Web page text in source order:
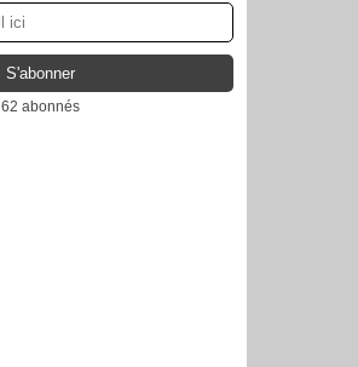
62 abonnés